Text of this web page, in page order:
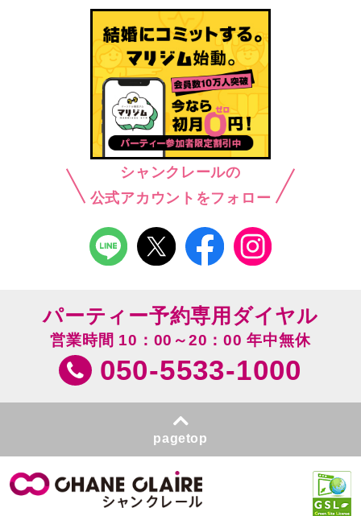
シャンクレールの
公式アカウントをフォロー
パーティー予約専用ダイヤル
営業時間 10：00～20：00 年中無休
050-5533-1000
pagetop